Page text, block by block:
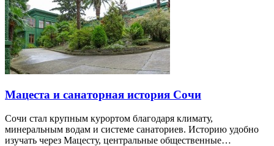
Мацеста и санаторная история Сочи
Сочи стал крупным курортом благодаря климату,
минеральным водам и системе санаториев. Историю удобно
изучать через Мацесту, центральные общественные…